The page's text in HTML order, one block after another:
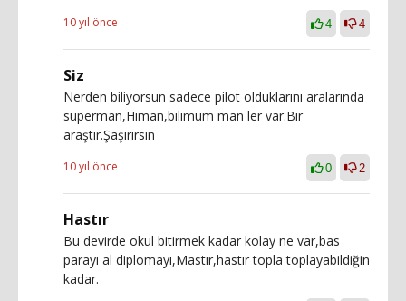
10 yıl önce 4 4
Siz
Nerden biliyorsun sadece pilot olduklarını aralarında
superman,Himan,bilimum man ler var.Bir
araştır.Şaşırırsın
10 yıl önce 0 2
Hastır
Bu devirde okul bitirmek kadar kolay ne var,bas
parayı al diplomayı,Mastır,hastır topla toplayabildiğin
kadar.